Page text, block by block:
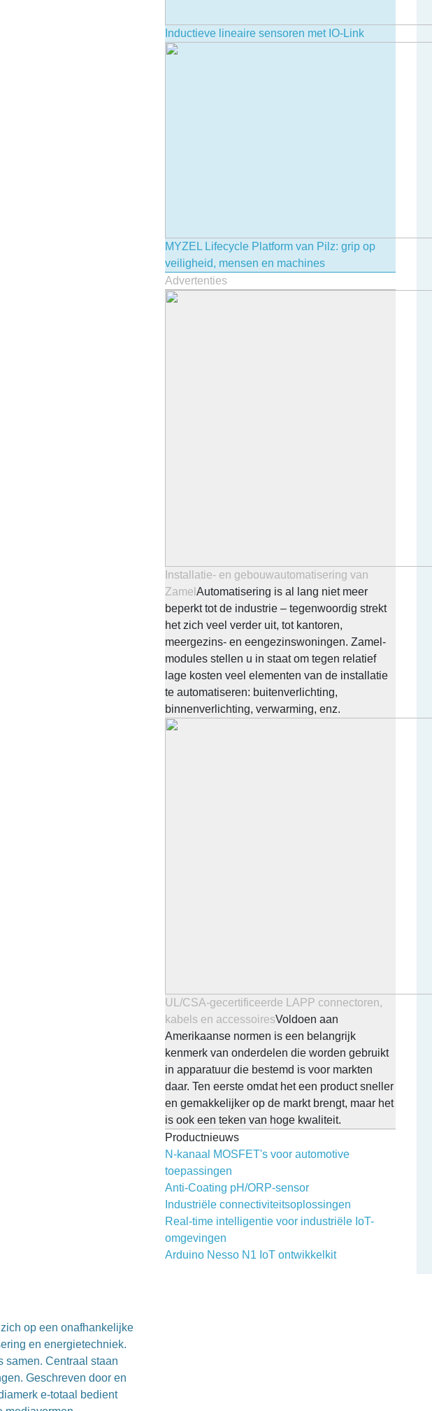
Inductieve lineaire sensoren met IO-Link
MYZEL Lifecycle Platform van Pilz: grip op
veiligheid, mensen en machines
Advertenties
Installatie- en gebouwautomatisering van
Zamel Automatisering is al lang niet meer
beperkt tot de industrie – tegenwoordig strekt
het zich veel verder uit, tot kantoren,
meergezins- en eengezinswoningen. Zamel-
modules stellen u in staat om tegen relatief
lage kosten veel elementen van de installatie
te automatiseren: buitenverlichting,
binnenverlichting, verwarming, enz.
UL/CSA-gecertificeerde LAPP connectoren,
kabels en accessoiresVoldoen aan
Amerikaanse normen is een belangrijk
kenmerk van onderdelen die worden gebruikt
in apparatuur die bestemd is voor markten
daar. Ten eerste omdat het een product sneller
en gemakkelijker op de markt brengt, maar het
is ook een teken van hoge kwaliteit.
Productnieuws
N-kanaal MOSFET's voor automotive
toepassingen
Anti-Coating pH/ORP-sensor
Industriële connectiviteitsoplossingen
Real-time intelligentie voor industriële IoT-
omgevingen
Arduino Nesso N1 IoT ontwikkelkit
op een onafhankelijke
en energietechniek.
samen. Centraal staan
Geschreven door en
e-totaal bedient